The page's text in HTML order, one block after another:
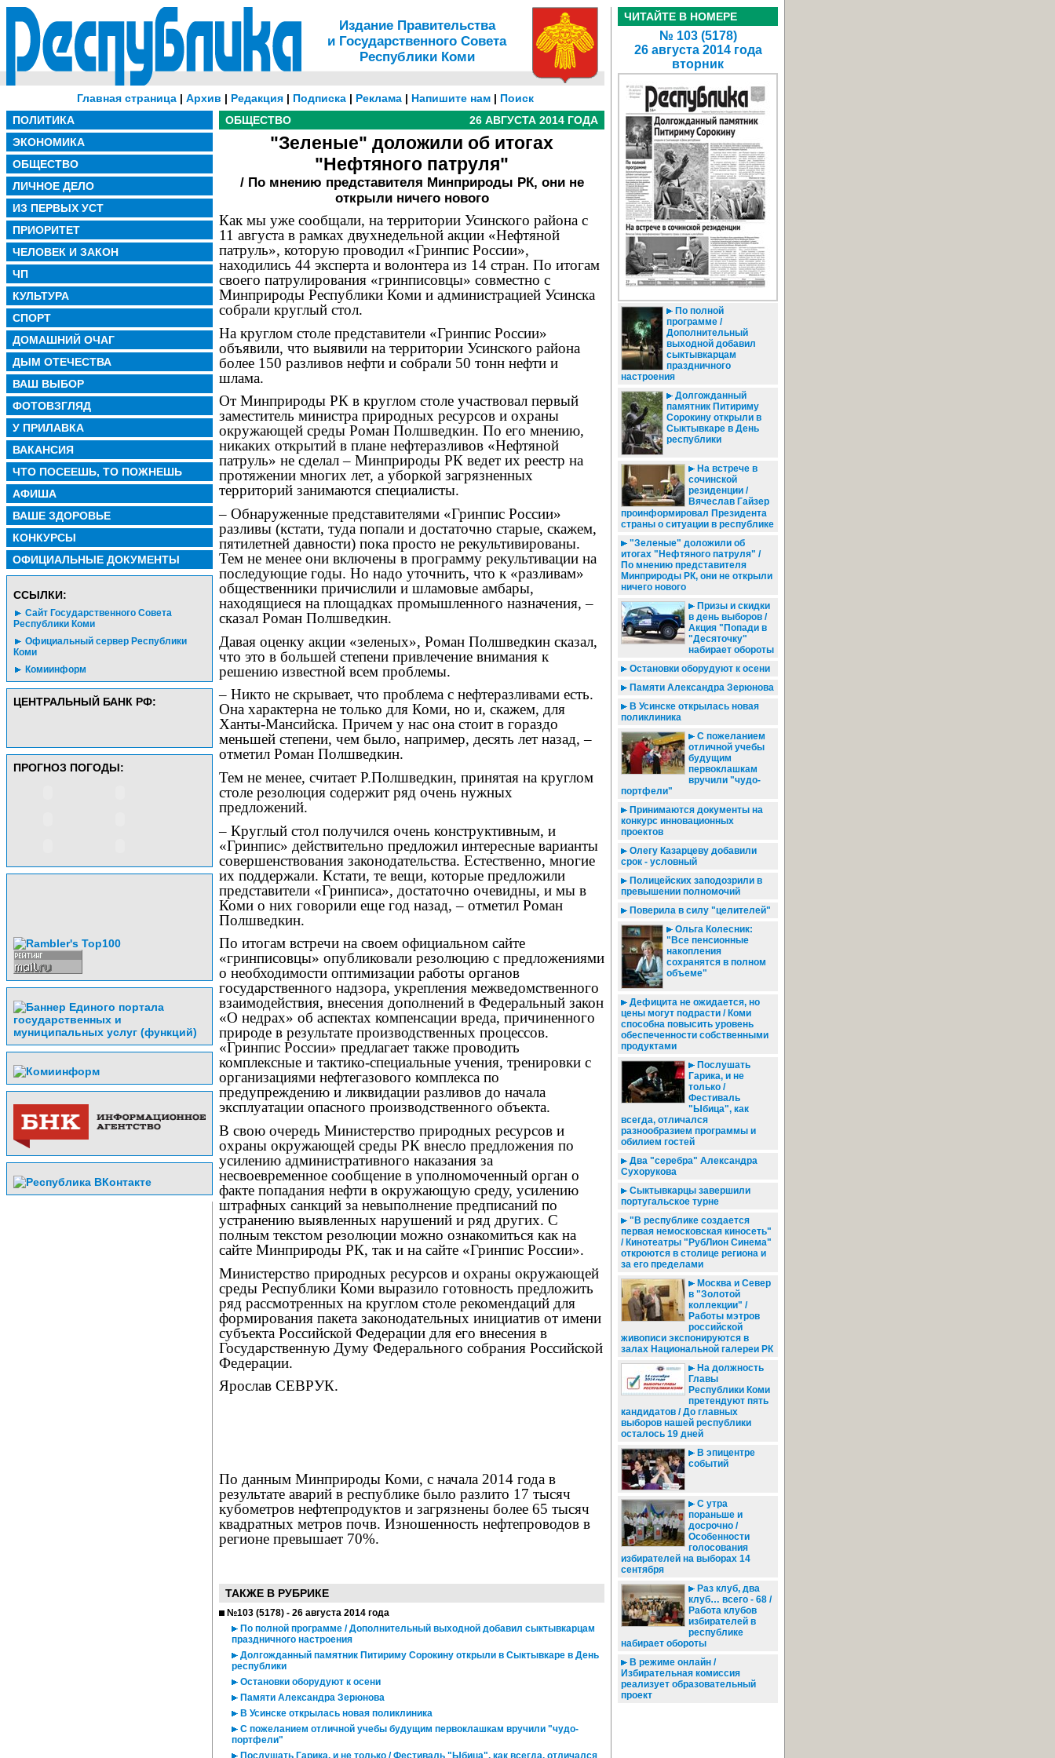
Издание Правительства
и Государственного Совета
Республики Коми
Главная страница | Архив | Редакция | Подписка | Реклама | Напишите нам | Поиск
ПОЛИТИКА
ЭКОНОМИКА
ОБЩЕСТВО
ЛИЧНОЕ ДЕЛО
ИЗ ПЕРВЫХ УСТ
ПРИОРИТЕТ
ЧЕЛОВЕК И ЗАКОН
ЧП
КУЛЬТУРА
СПОРТ
ДОМАШНИЙ ОЧАГ
ДЫМ ОТЕЧЕСТВА
ВАШ ВЫБОР
ФОТОВЗГЛЯД
У ПРИЛАВКА
ВАКАНСИЯ
ЧТО ПОСЕЕШЬ, ТО ПОЖНЕШЬ
АФИША
ВАШЕ ЗДОРОВЬЕ
КОНКУРСЫ
ОФИЦИАЛЬНЫЕ ДОКУМЕНТЫ
CСЫЛКИ:
Сайт Государственного Совета
Республики Коми
Официальный сервер Республики
Коми
Комиинформ
ЦЕНТРАЛЬНЫЙ БАНК РФ:
ПРОГНОЗ ПОГОДЫ:
ОБЩЕСТВО 26 АВГУСТА 2014 ГОДА
"Зеленые" доложили об итогах
"Нефтяного патруля"
/ По мнению представителя Минприроды РК, они не
открыли ничего нового
Как мы уже сообщали, на территории Усинского района с
11 августа в рамках двухнедельной акции «Нефтяной
патруль», которую проводил «Гринпис России»,
находились 44 эксперта и волонтера из 14 стран. По итогам
своего патрулирования «гринписовцы» совместно с
Минприроды Республики Коми и администрацией Усинска
собрали круглый стол.
На круглом столе представители «Гринпис России»
объявили, что выявили на территории Усинского района
более 150 разливов нефти и собрали 50 тонн нефти и
шлама.
От Минприроды РК в круглом столе участвовал первый
заместитель министра природных ресурсов и охраны
окружающей среды Роман Полшведкин. По его мнению,
никаких открытий в плане нефтеразливов «Нефтяной
патруль» не сделал – Минприроды РК ведет их реестр на
протяжении многих лет, а уборкой загрязненных
территорий занимаются специалисты.
– Обнаруженные представителями «Гринпис России»
разливы (кстати, туда попали и достаточно старые, скажем,
пятилетней давности) пока просто не рекультивированы.
Тем не менее они включены в программу рекультивации на
последующие годы. Но надо уточнить, что к «разливам»
общественники причислили и шламовые амбары,
находящиеся на площадках промышленного назначения, –
сказал Роман Полшведкин.
Давая оценку акции «зеленых», Роман Полшведкин сказал,
что это в большей степени привлечение внимания к
решению известной всем проблемы.
– Никто не скрывает, что проблема с нефтеразливами есть.
Она характерна не только для Коми, но и, скажем, для
Ханты-Мансийска. Причем у нас она стоит в гораздо
меньшей степени, чем было, например, десять лет назад, –
отметил Роман Полшведкин.
Тем не менее, считает Р.Полшведкин, принятая на круглом
столе резолюция содержит ряд очень нужных
предложений.
– Круглый стол получился очень конструктивным, и
«Гринпис» действительно предложил интересные варианты
совершенствования законодательства. Естественно, многие
их поддержали. Кстати, те вещи, которые предложили
представители «Гринписа», достаточно очевидны, и мы в
Коми о них говорили еще год назад, – отметил Роман
Полшведкин.
По итогам встречи на своем официальном сайте
«гринписовцы» опубликовали резолюцию с предложениями
о необходимости оптимизации работы органов
государственного надзора, укрепления межведомственного
взаимодействия, внесения дополнений в Федеральный закон
«О недрах» об аспектах компенсации вреда, причиненного
природе в результате производственных процессов.
«Гринпис России» предлагает также проводить
комплексные и тактико-специальные учения, тренировки с
организациями нефтегазового комплекса по
предупреждению и ликвидации разливов до начала
эксплуатации опасного производственного объекта.
В свою очередь Министерство природных ресурсов и
охраны окружающей среды РК внесло предложения по
усилению административного наказания за
несвоевременное сообщение в уполномоченный орган о
факте попадания нефти в окружающую среду, усилению
штрафных санкций за невыполнение предписаний по
устранению выявленных нарушений и ряд других. С
полным текстом резолюции можно ознакомиться как на
сайте Минприроды РК, так и на сайте «Гринпис России».
Министерство природных ресурсов и охраны окружающей
среды Республики Коми выразило готовность предложить
ряд рассмотренных на круглом столе рекомендаций для
формирования пакета законодательных инициатив от имени
субъекта Российской Федерации для его внесения в
Государственную Думу Федерального собрания Российской
Федерации.
Ярослав СЕВРУК.
По данным Минприроды Коми, с начала 2014 года в
результате аварий в республике было разлито 17 тысяч
кубометров нефтепродуктов и загрязнены более 65 тысяч
квадратных метров почв. Изношенность нефтепроводов в
регионе превышает 70%.
ТАКЖЕ В РУБРИКЕ
№103 (5178) - 26 августа 2014 года
По полной программе / Дополнительный выходной добавил сыктывкарцам
праздничного настроения
Долгожданный памятник Питириму Сорокину открыли в Сыктывкаре в День
республики
Остановки оборудуют к осени
Памяти Александра Зерюнова
В Усинске открылась новая поликлиника
С пожеланием отличной учебы будущим первоклашкам вручили "чудо-
портфели"
Послушать Гарика, и не только / Фестиваль "Ыбица", как всегда, отличался
ЧИТАЙТЕ В НОМЕРЕ
№ 103 (5178)
26 августа 2014 года
вторник
По полной
программе /
Дополнительный
выходной добавил
сыктывкарцам
праздничного
настроения
Долгожданный
памятник Питириму
Сорокину открыли в
Сыктывкаре в День
республики
На встрече в
сочинской
резиденции /
Вячеслав Гайзер
проинформировал Президента
страны о ситуации в республике
"Зеленые" доложили об
итогах "Нефтяного патруля" /
По мнению представителя
Минприроды РК, они не открыли
ничего нового
Призы и скидки
в день выборов /
Акция "Попади в
"Десяточку"
набирает обороты
Остановки оборудуют к осени
Памяти Александра Зерюнова
В Усинске открылась новая
поликлиника
С пожеланием
отличной учебы
будущим
первоклашкам
вручили "чудо-
портфели"
Принимаются документы на
конкурс инновационных
проектов
Олегу Казарцеву добавили
срок - условный
Полицейских заподозрили в
превышении полномочий
Поверила в силу "целителей"
Ольга Колесник:
"Все пенсионные
накопления
сохранятся в полном
объеме"
Дефицита не ожидается, но
цены могут подрасти / Коми
способна повысить уровень
обеспеченности собственными
продуктами
Послушать
Гарика, и не
только /
Фестиваль
"Ыбица", как
всегда, отличался
разнообразием программы и
обилием гостей
Два "серебра" Александра
Сухорукова
Сыктывкарцы завершили
португальское турне
"В республике создается
первая немосковская киносеть"
/ Кинотеатры "РубЛион Синема"
откроются в столице региона и
за его пределами
Москва и Север
в "Золотой
коллекции" /
Работы мэтров
российской
живописи экспонируются в
залах Национальной галереи РК
На должность
Главы
Республики Коми
претендуют пять
кандидатов / До главных
выборов нашей республики
осталось 19 дней
В эпицентре
событий
С утра
пораньше и
досрочно /
Особенности
голосования
избирателей на выборах 14
сентября
Раз клуб, два
клуб… всего - 68 /
Работа клубов
избирателей в
республике
набирает обороты
В режиме онлайн /
Избирательная комиссия
реализует образовательный
проект